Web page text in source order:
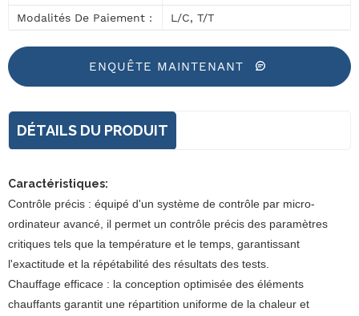
Modalités De Paiement :
L/C, T/T
ENQUÊTE MAINTENANT
DÉTAILS DU PRODUIT
Caractéristiques:
Contrôle précis : équipé d'un système de contrôle par micro-
ordinateur avancé, il permet un contrôle précis des paramètres
critiques tels que la température et le temps, garantissant
l'exactitude et la répétabilité des résultats des tests.
Chauffage efficace : la conception optimisée des éléments
chauffants garantit une répartition uniforme de la chaleur et